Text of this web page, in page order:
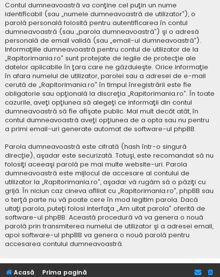
Contul dumneavoastră va conţine cel puţin un nume
identificabil (sau „numele dumneavoastră de utilizator”), o
parolă personală folosită pentru autentificarea în contul
dumneavoastră (sau „parola dumneavoastră”) şi o adresă
personală de email validă (sau „email-ul dumneavoastră”).
Informaţiile dumneavoastră pentru contul de utilizator de la
„Rapitorimania.ro” sunt protejate de legile de protecţie ale
datelor aplicabile în ţara care ne găzduieşte. Orice informaţie
în afara numelui de utilizator, parolei sau a adresei de e-mail
cerută de „Rapitorimania.ro” în timpul înregistrării este fie
obligatorie sau opţională la discreţia „Rapitorimania.ro”. În toate
cazurile, aveţi opţiunea să alegeţi ce informaţii din contul
dumneavoastră să fie afişate public. Mai mult decât atât, în
contul dumneavoastră aveţi opţiunea de a opta sau nu pentru
a primi email-uri generate automat de software-ul phpBB.
Parola dumneavoastră este cifrată (hash într-o singură
direcţie), aşadar este securizată. Totuşi, este recomandat să nu
folosiţi aceeaşi parolă pe mai multe website-uri. Parola
dumneavoastră este mijlocul de accesare al contului de
utilizator la „Rapitorimania.ro”, aşadar vă rugăm să o păziţi cu
grijă. În niciun caz cineva afiliat cu „Rapitorimania.ro”, phpBB sau
o terţă parte nu vă poate cere în mod legitim parola. Dacă
uitaţi parola, puteţi folosi interfaţa „Am uitat parola” oferită de
software-ul phpBB. Această procedură vă va genera o nouă
parolă prin transmiterea numelui de utilizator şi a adresei email,
apoi software-ul phpBB va genera o nouă parolă pentru
accesarea contului dumneavoastră.
Acasă Prima pagină